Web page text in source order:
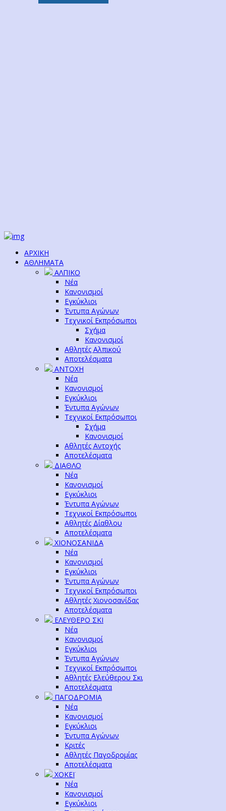
ΑΡΧΙΚΗ
ΑΘΛΗΜΑΤΑ
ΑΛΠΙΚΟ
Νέα
Κανονισμοί
Εγκύκλιοι
Έντυπα Αγώνων
Τεχνικοί Εκπρόσωποι
Σχήμα
Κανονισμοί
Αθλητές Αλπικού
Αποτελέσματα
ΑΝΤΟΧΗ
Νέα
Κανονισμοί
Εγκύκλιοι
Έντυπα Αγώνων
Τεχνικοί Εκπρόσωποι
Σχήμα
Κανονισμοί
Αθλητές Αντοχής
Αποτελέσματα
ΔΙΑΘΛΟ
Νέα
Κανονισμοί
Εγκύκλιοι
Έντυπα Αγώνων
Τεχνικοί Εκπρόσωποι
Αθλητές Δίαθλου
Αποτελέσματα
ΧΙΟΝΟΣΑΝΙΔΑ
Νέα
Κανονισμοί
Εγκύκλιοι
Έντυπα Αγώνων
Τεχνικοί Εκπρόσωποι
Αθλητές Χιονοσανίδας
Αποτελέσματα
ΕΛΕΥΘΕΡΟ ΣΚΙ
Νέα
Κανονισμοί
Εγκύκλιοι
Έντυπα Αγώνων
Τεχνικοί Εκπρόσωποι
Αθλητές Ελεύθερου Σκι
Αποτελέσματα
ΠΑΓΟΔΡΟΜΙΑ
Νέα
Κανονισμοί
Εγκύκλιοι
Έντυπα Αγώνων
Κριτές
Αθλητές Παγοδρομίας
Αποτελέσματα
ΧΟΚΕΪ
Νέα
Κανονισμοί
Εγκύκλιοι